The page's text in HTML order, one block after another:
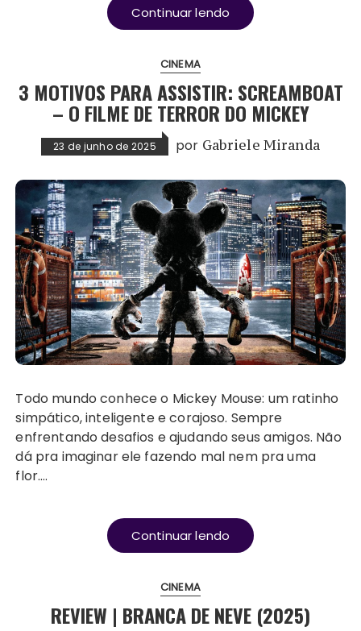
Continuar lendo
CINEMA
3 MOTIVOS PARA ASSISTIR: SCREAMBOAT
– O FILME DE TERROR DO MICKEY
23 de junho de 2025 por Gabriele Miranda
Todo mundo conhece o Mickey Mouse: um ratinho
simpático, inteligente e corajoso. Sempre
enfrentando desafios e ajudando seus amigos. Não
dá pra imaginar ele fazendo mal nem pra uma
flor….
Continuar lendo
CINEMA
REVIEW | BRANCA DE NEVE (2025)